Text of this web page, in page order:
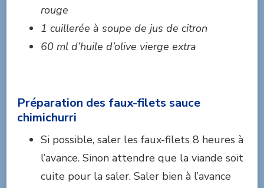
rouge
1 cuillerée à soupe de jus de citron
60 ml d’huile d’olive vierge extra
Préparation des faux-filets sauce
chimichurri
Si possible, saler les faux-filets 8 heures à
l’avance. Sinon attendre que la viande soit
cuite pour la saler. Saler bien à l’avance